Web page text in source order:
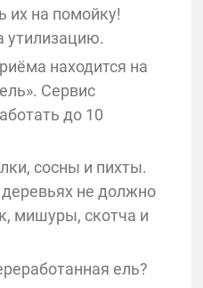
их на помойку!
утилизацию.
находится на
Сервис
до 10
сосны и пихты.
не должно
мишуры, скотча и
ель?